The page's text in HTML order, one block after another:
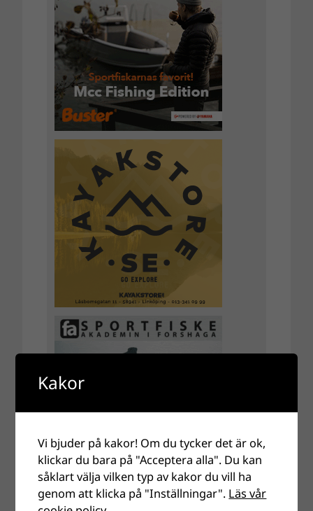
Kakor
Vi bjuder på kakor! Om du tycker det är ok,
klickar du bara på "Acceptera alla". Du kan
såklart välja vilken typ av kakor du vill ha
genom att klicka på "Inställningar". Läs vår